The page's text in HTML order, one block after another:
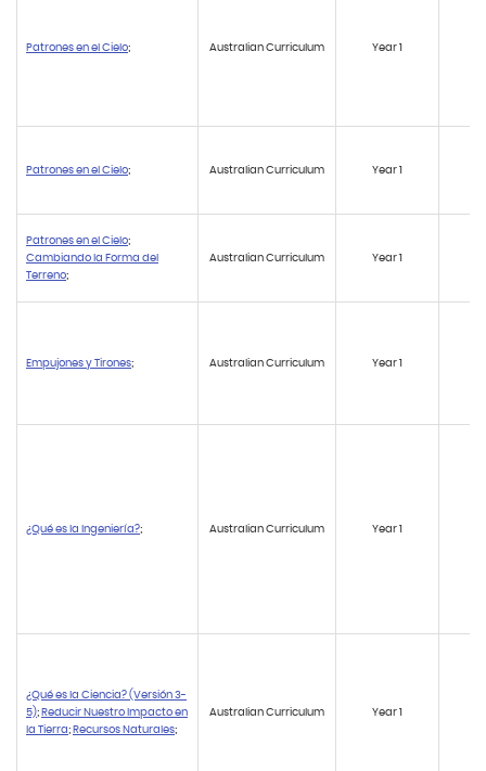
Patrones en el Cielo; Australian Curriculum Year 1
Patrones en el Cielo; Australian Curriculum Year 1
Patrones en el Cielo;
Cambiando la Forma del
Terreno;
Australian Curriculum Year 1
Empujones y Tirones; Australian Curriculum Year 1
¿Qué es la Ingeniería?; Australian Curriculum Year 1
¿Qué es la Ciencia? (Versión 3-
5); Reducir Nuestro Impacto en
la Tierra; Recursos Naturales;
Australian Curriculum Year 1